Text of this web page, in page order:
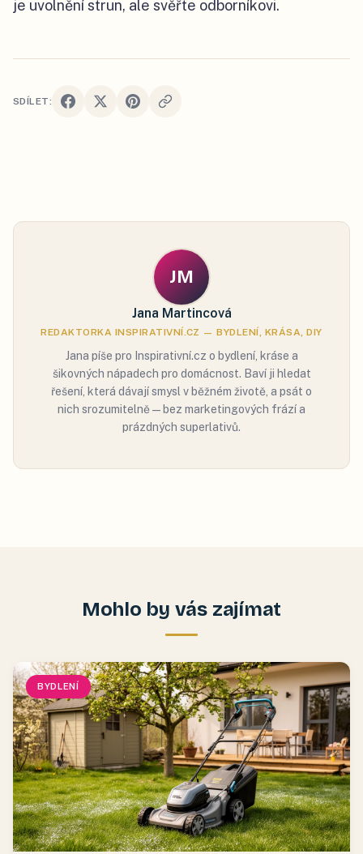
je uvolnění strun, ale svěřte odborníkovi.
SDÍLET:
JM
Jana Martincová
REDAKTORKA INSPIRATIVNÍ.CZ — BYDLENÍ, KRÁSA, DIY
Jana píše pro Inspirativní.cz o bydlení, kráse a
šikovných nápadech pro domácnost. Baví ji hledat
řešení, která dávají smysl v běžném životě, a psát o
nich srozumitelně — bez marketingových frází a
prázdných superlativů.
Mohlo by vás zajímat
BYDLENÍ